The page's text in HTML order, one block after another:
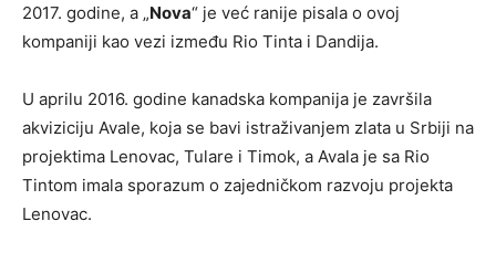
2017. godine, a „Nova“ je već ranije pisala o ovoj
kompaniji kao vezi između Rio Tinta i Dandija.
U aprilu 2016. godine kanadska kompanija je završila
akviziciju Avale, koja se bavi istraživanjem zlata u Srbiji na
projektima Lenovac, Tulare i Timok, a Avala je sa Rio
Tintom imala sporazum o zajedničkom razvoju projekta
Lenovac.